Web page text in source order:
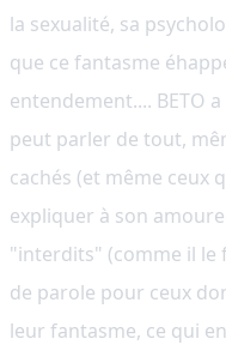
la sexualité, sa
que ce fantasme
entendement.... BETO
peut parler de tout,
cachés (et même ceux
expliquer à son
"interdits" (comme il le
de parole pour ceux
leur fantasme, ce qui